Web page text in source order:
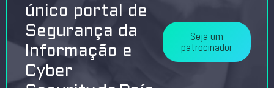
único portal de
Segurança da
Informação e
Cyber
Seja um
patrocinador